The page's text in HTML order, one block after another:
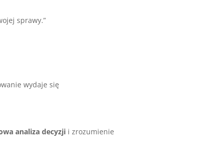
sprawy.”
wydaje się
analiza decyzji i zrozumienie